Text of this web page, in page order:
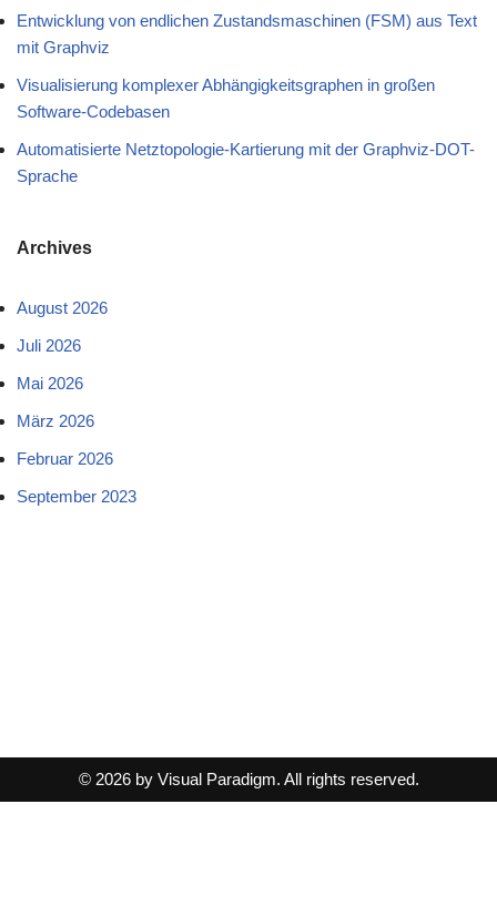
Entwicklung von endlichen Zustandsmaschinen (FSM) aus Text
mit Graphviz
Visualisierung komplexer Abhängigkeitsgraphen in großen
Software-Codebasen
Automatisierte Netztopologie-Kartierung mit der Graphviz-DOT-
Sprache
Archives
August 2026
Juli 2026
Mai 2026
März 2026
Februar 2026
September 2023
© 2026 by Visual Paradigm. All rights reserved.